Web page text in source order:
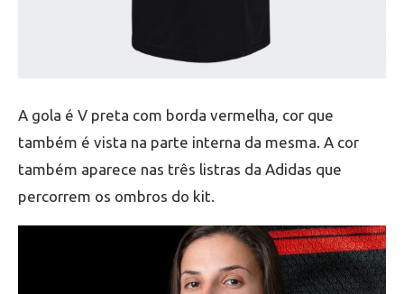
A gola é V preta com borda vermelha, cor que
também é vista na parte interna da mesma. A cor
também aparece nas três listras da Adidas que
percorrem os ombros do kit.